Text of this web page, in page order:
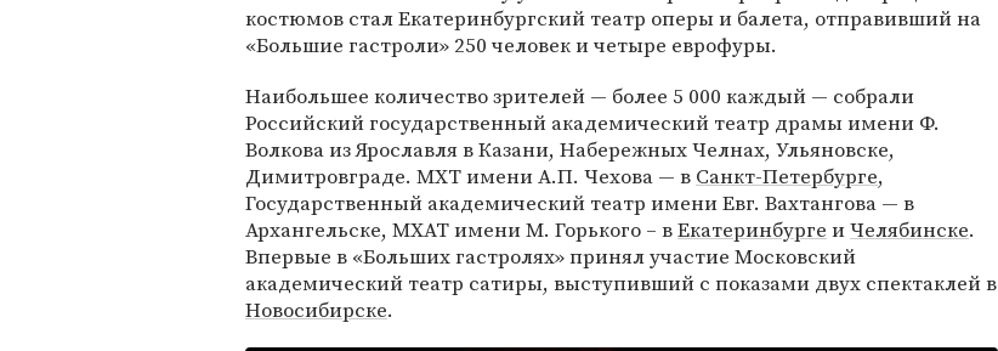
костюмов стал Екатеринбургский театр оперы и балета, отправивший на
«Большие гастроли» 250 человек и четыре еврофуры.
Наибольшее количество зрителей — более 5 000 каждый — собрали
Российский государственный академический театр драмы имени Ф.
Волкова из Ярославля в Казани, Набережных Челнах, Ульяновске,
Димитровграде. МХТ имени А.П. Чехова — в Санкт-Петербурге,
Государственный академический театр имени Евг. Вахтангова — в
Архангельске, МХАТ имени М. Горького – вЕкатеринбурге иЧелябинске.
Впервые в «Больших гастролях» принял участие Московский
академический театр сатиры, выступивший с показами двух спектаклей в
Новосибирске.